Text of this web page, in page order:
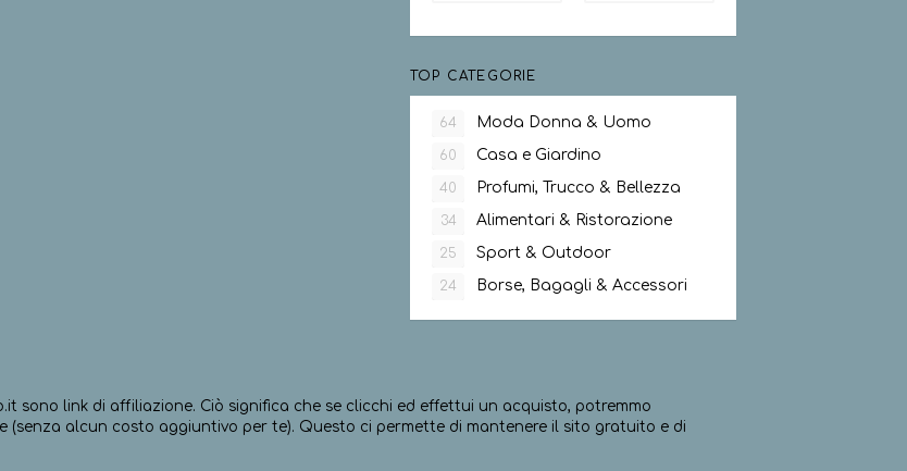
TOP CATEGORIE
64 Moda Donna & Uomo
60 Casa e Giardino
40 Profumi, Trucco & Bellezza
34 Alimentari & Ristorazione
25 Sport & Outdoor
24 Borse, Bagagli & Accessori
sono link di affiliazione. Ciò significa che se clicchi ed effettui un acquisto, potremmo
(senza alcun costo aggiuntivo per te). Questo ci permette di mantenere il sito gratuito e di